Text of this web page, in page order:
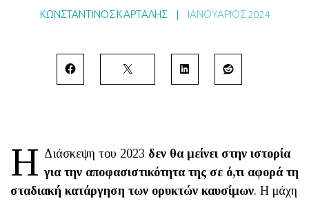
ΚΩΝΣΤΑΝΤΙΝΟΣ ΚΑΡΤΑΛΗΣ | ΙΑΝΟΥΆΡΙΟΣ 2024
H Διάσκεψη του 2023 δεν θα μείνει στην ιστορία
για την αποφασιστικότητα της σε ό,τι αφορά τη
σταδιακή κατάργηση των ορυκτών καυσίμων. Η μάχη